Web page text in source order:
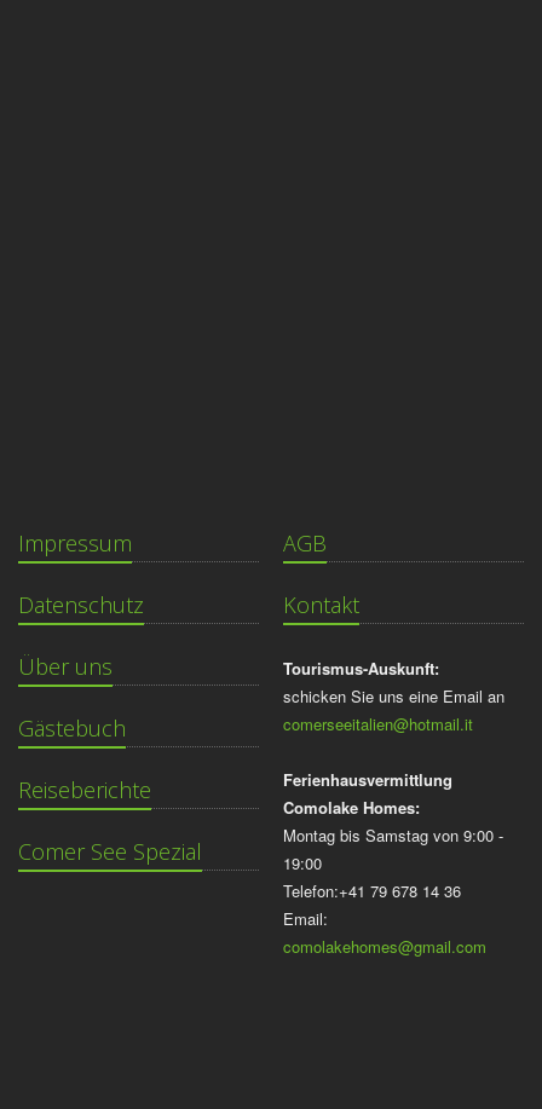
Impressum
Datenschutz
Über uns
Gästebuch
Reiseberichte
Comer See Spezial
AGB
Kontakt
Tourismus-Auskunft:
schicken Sie uns eine Email an
comerseeitalien@hotmail.it
Ferienhausvermittlung
Comolake Homes:
Montag bis Samstag von 9:00 -
19:00
Telefon:+41 79 678 14 36
Email:
comolakehomes@gmail.com